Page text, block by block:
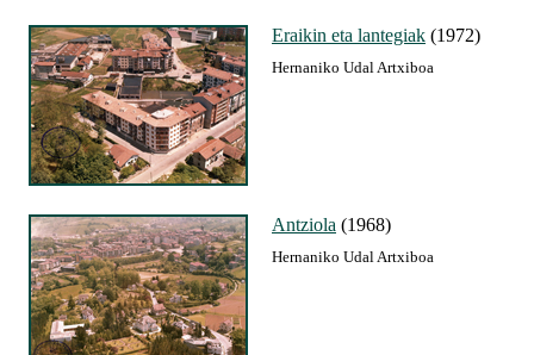
Eraikin eta lantegiak (1972)
Hernaniko Udal Artxiboa
Antziola (1968)
Hernaniko Udal Artxiboa